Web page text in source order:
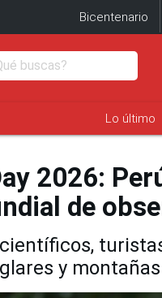
Bicentenario
Lo último
2026:
de
y montañas